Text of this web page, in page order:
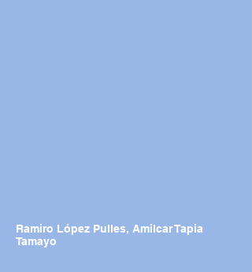
Ramiro López Pulles, Amilcar Tapia
Tamayo